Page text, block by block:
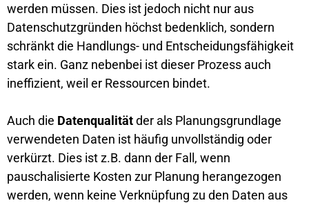
werden müssen. Dies ist jedoch nicht nur aus
Datenschutzgründen höchst bedenklich, sondern
schränkt die Handlungs- und Entscheidungsfähigkeit
stark ein. Ganz nebenbei ist dieser Prozess auch
ineffizient, weil er Ressourcen bindet.
Auch die Datenqualitätder als Planungsgrundlage
verwendeten Daten ist häufig unvollständig oder
verkürzt. Dies ist z.B. dann der Fall, wenn
pauschalisierte Kosten zur Planung herangezogen
werden, wenn keine Verknüpfung zu den Daten aus